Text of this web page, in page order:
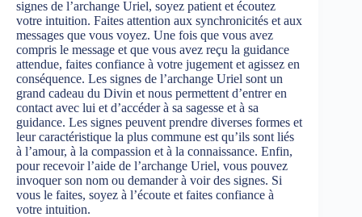
signes de l’archange Uriel, soyez patient et écoutez
votre intuition. Faites attention aux synchronicités et aux
messages que vous voyez. Une fois que vous avez
compris le message et que vous avez reçu la guidance
attendue, faites confiance à votre jugement et agissez en
conséquence. Les signes de l’archange Uriel sont un
grand cadeau du Divin et nous permettent d’entrer en
contact avec lui et d’accéder à sa sagesse et à sa
guidance. Les signes peuvent prendre diverses formes et
leur caractéristique la plus commune est qu’ils sont liés
à l’amour, à la compassion et à la connaissance. Enfin,
pour recevoir l’aide de l’archange Uriel, vous pouvez
invoquer son nom ou demander à voir des signes. Si
vous le faites, soyez à l’écoute et faites confiance à
votre intuition.